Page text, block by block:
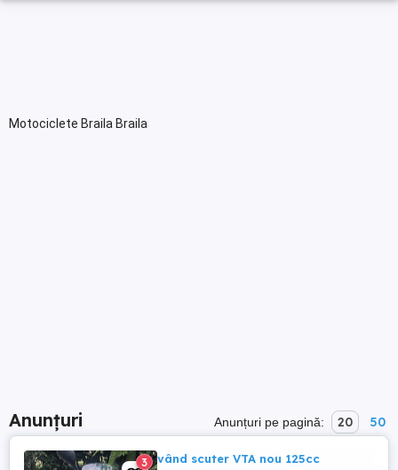
Motociclete Braila Braila
Anunțuri Anunțuri pe pagină: 20 50
3 vând scuter VTA nou 125cc